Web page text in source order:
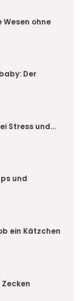
ohne
Der
Stress und…
und
ein Kätzchen